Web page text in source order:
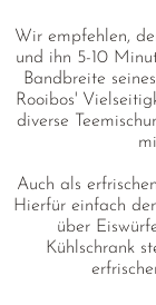
Wir empfehlen,
und ihn 5-10
Bandbreite
Rooibos'
diverse
Auch als
Hierfür einfach
über
Kühlschrank